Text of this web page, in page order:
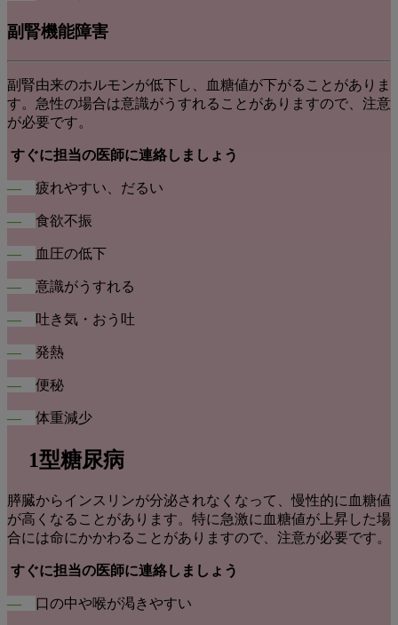
副腎機能障害
副腎由来のホルモンが低下し、血糖値が下がることがありま
す。急性の場合は意識がうすれることがありますので、注意
が必要です。
すぐに担当の医師に連絡しましょう
― 疲れやすい、だるい
― 食欲不振
― 血圧の低下
― 意識がうすれる
― 吐き気・おう吐
― 発熱
― 便秘
― 体重減少
1型糖尿病
膵臓からインスリンが分泌されなくなって、慢性的に血糖値
が高くなることがあります。特に急激に血糖値が上昇した場
合には命にかかわることがありますので、注意が必要です。
すぐに担当の医師に連絡しましょう
― 口の中や喉が渇きやすい